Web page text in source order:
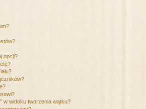
opcji?
w widoku tworzenia wątku?